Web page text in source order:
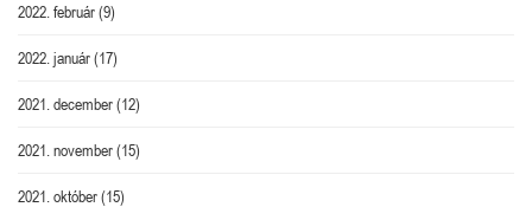
2022. február(9)
2022. január(17)
2021. december(12)
2021. november(15)
2021. október(15)